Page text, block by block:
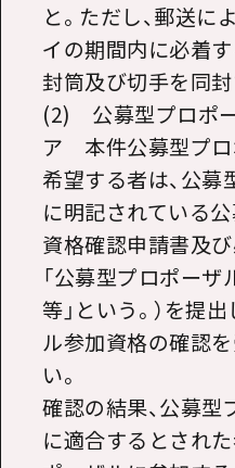
と。ただし、郵送に
イの期間内に必着
封筒及び切手を同封
(2) 公募型プロポ
ア 本件公募型プロ
希望する者は、公
に明記されている
資格確認申請書及
「公募型プロポー
等」という。）を提
ル参加資格の確認
い。
確認の結果、公募
に適合するとされ